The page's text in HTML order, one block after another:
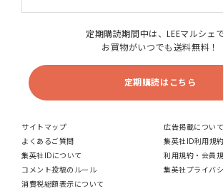
定期購読期間中は、LEEマルシェ
お買物がいつでも送料無料！
定期購読はこちら
サイトマップ
広告掲載について
よくあるご質問
集英社ID利用規約
集英社IDについて
利用規約・会員
コメント投稿のルール
集英社プライバ
消費税総額表示について